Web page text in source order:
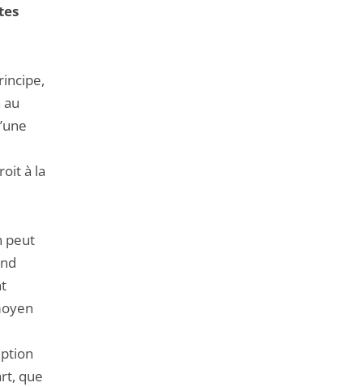
à la
peut
que